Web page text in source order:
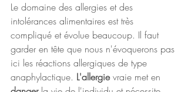
Le domaine des allergies et des
intolérances alimentaires est très
compliqué et évolue beaucoup. Il faut
garder en tête que nous n'évoquerons pas
ici les réactions allergiques de type
anaphylactique. L'allergie vraie met en